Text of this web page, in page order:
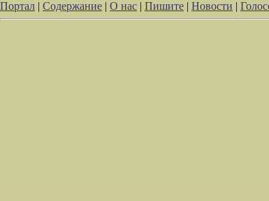
Портал | Содержание | О нас | Пишите | Новости |